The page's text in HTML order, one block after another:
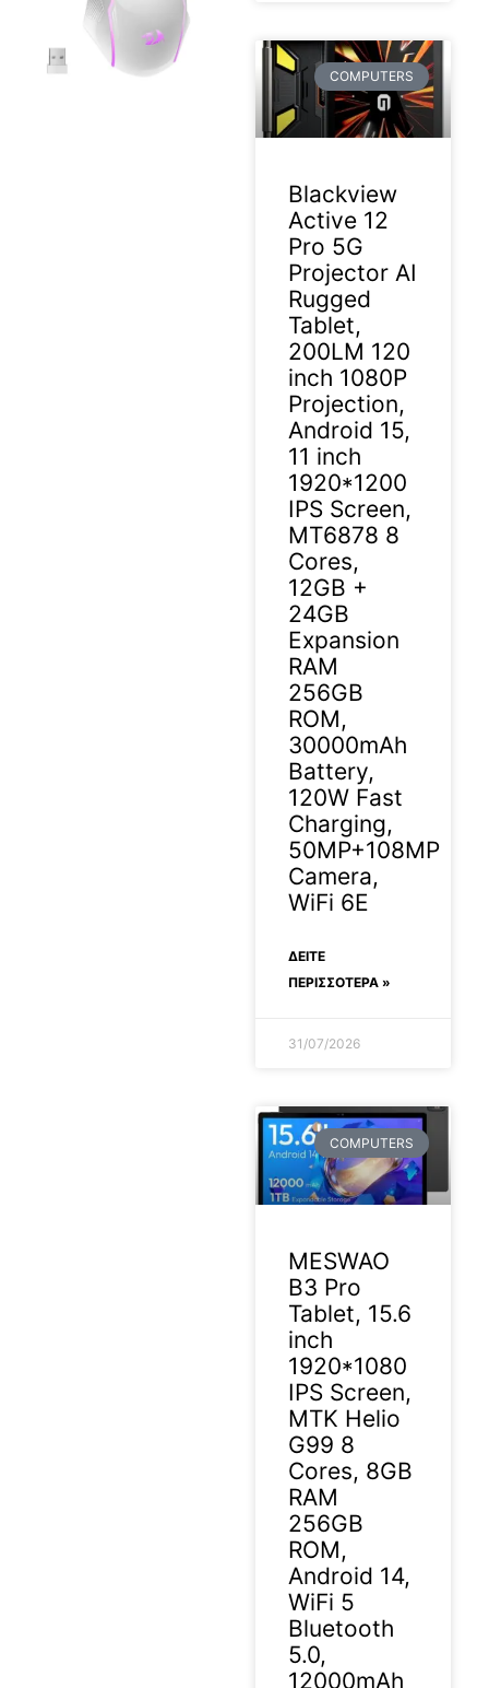
COMPUTERS
Blackview
Active 12
Pro 5G
Projector AI
Rugged
Tablet,
200LM 120
inch 1080P
Projection,
Android 15,
11 inch
1920*1200
IPS Screen,
MT6878 8
Cores,
12GB +
24GB
Expansion
RAM
256GB
ROM,
30000mAh
Battery,
120W Fast
Charging,
50MP+108MP
Camera,
WiFi 6E
ΔΕΊΤΕ
ΠΕΡΙΣΣΟΤΕΡΑ »
31/07/2026
COMPUTERS
MESWAO
B3 Pro
Tablet, 15.6
inch
1920*1080
IPS Screen,
MTK Helio
G99 8
Cores, 8GB
RAM
256GB
ROM,
Android 14,
WiFi 5
Bluetooth
5.0,
12000mAh